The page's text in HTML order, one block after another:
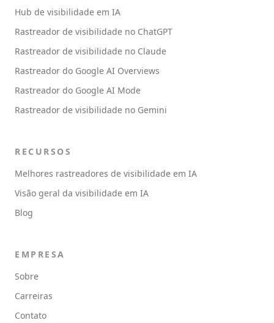
Hub de visibilidade em IA
Rastreador de visibilidade no ChatGPT
Rastreador de visibilidade no Claude
Rastreador do Google AI Overviews
Rastreador do Google AI Mode
Rastreador de visibilidade no Gemini
RECURSOS
Melhores rastreadores de visibilidade em IA
Visão geral da visibilidade em IA
Blog
EMPRESA
Sobre
Carreiras
Contato